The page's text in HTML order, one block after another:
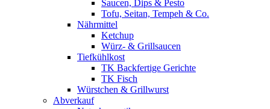
Saucen, Dips & Pesto
Tofu, Seitan, Tempeh & Co.
Nährmittel
Ketchup
Würz- & Grillsaucen
Tiefkühlkost
TK Backfertige Gerichte
TK Fisch
Würstchen & Grillwurst
Abverkauf